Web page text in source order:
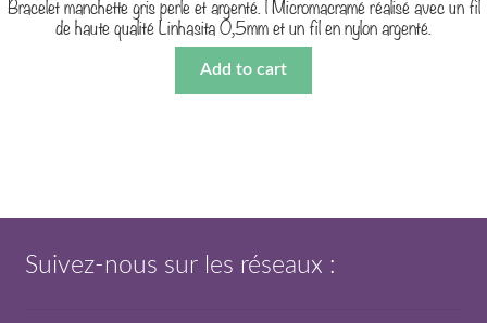
Bracelet manchette gris perle et argenté. | Micromacramé réalisé avec un fil
de haute qualité Linhasita 0,5mm et un fil en nylon argenté.
Add to cart
Suivez-nous sur les réseaux :